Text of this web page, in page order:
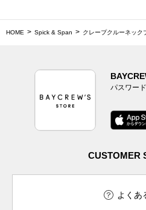
HOME Spick & Span クレープクルーネック
パスワー
CUSTOMER
よくあ